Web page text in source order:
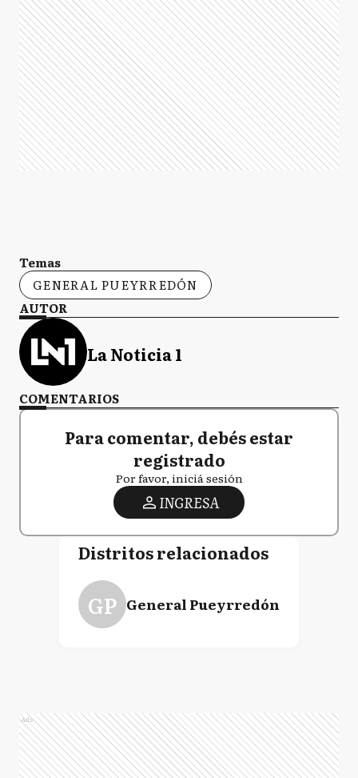
Temas
GENERAL PUEYRREDÓN
AUTOR
La Noticia 1
COMENTARIOS
Para comentar, debés estar
registrado
Por favor, iniciá sesión
INGRESA
Distritos relacionados
GP General Pueyrredón
Ads